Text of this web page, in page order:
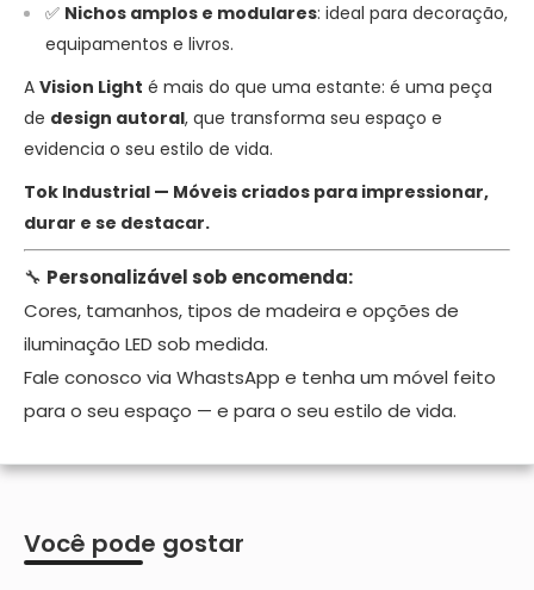
✅ Nichos amplos e modulares: ideal para decoração,
equipamentos e livros.
A Vision Light é mais do que uma estante: é uma peça
de design autoral, que transforma seu espaço e
evidencia o seu estilo de vida.
Tok Industrial — Móveis criados para impressionar,
durar e se destacar.
🔧 Personalizável sob encomenda:
Cores, tamanhos, tipos de madeira e opções de
iluminação LED sob medida.
Fale conosco via WhastsApp e tenha um móvel feito
para o seu espaço — e para o seu estilo de vida.
Você pode gostar